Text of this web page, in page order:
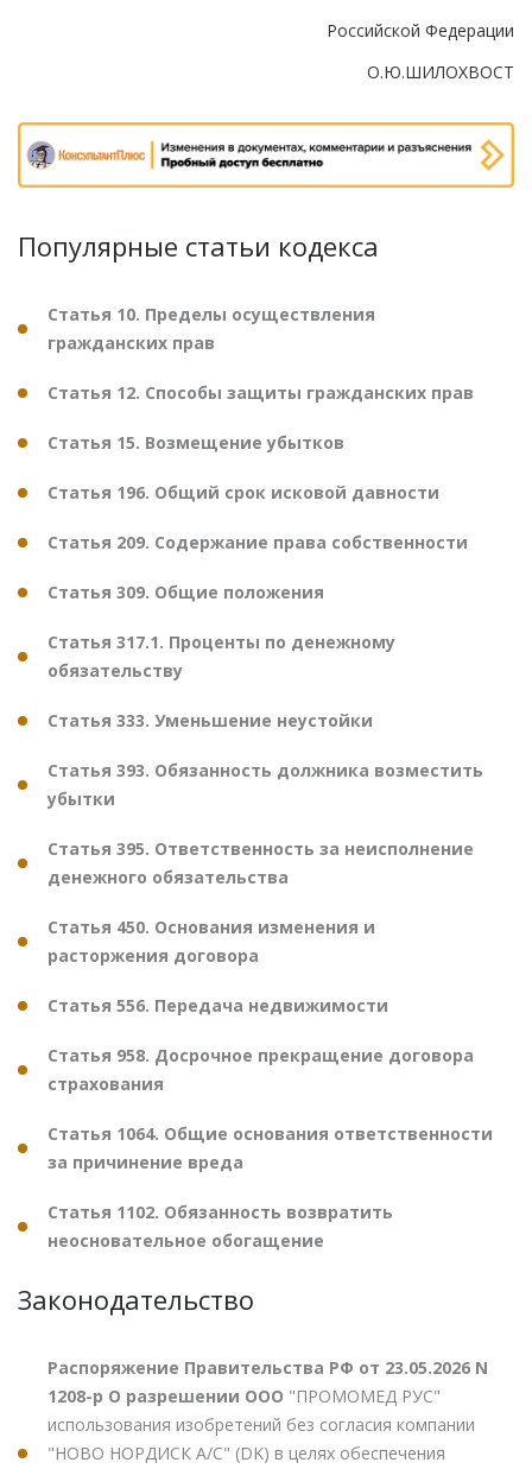
Российской Федерации
О.Ю.ШИЛОХВОСТ
Популярные статьи кодекса
Статья 10. Пределы осуществления
гражданских прав
Статья 12. Способы защиты гражданских прав
Статья 15. Возмещение убытков
Статья 196. Общий срок исковой давности
Статья 209. Содержание права собственности
Статья 309. Общие положения
Статья 317.1. Проценты по денежному
обязательству
Статья 333. Уменьшение неустойки
Статья 393. Обязанность должника возместить
убытки
Статья 395. Ответственность за неисполнение
денежного обязательства
Статья 450. Основания изменения и
расторжения договора
Статья 556. Передача недвижимости
Статья 958. Досрочное прекращение договора
страхования
Статья 1064. Общие основания ответственности
за причинение вреда
Статья 1102. Обязанность возвратить
неосновательное обогащение
Законодательство
Распоряжение Правительства РФ от 23.05.2026 N
1208-р О разрешении ООО "ПРОМОМЕД РУС"
использования изобретений без согласия компании
"НОВО НОРДИСК А/С" (DK) в целях обеспечения